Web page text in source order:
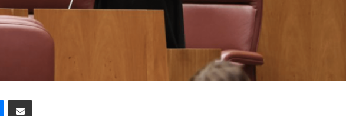
Messenger
Compartir via Email